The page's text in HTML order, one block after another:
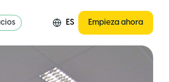
ES Empieza ahora